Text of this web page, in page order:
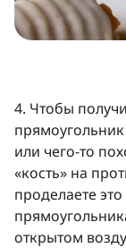
4. Чтобы
или чего-то
«кость» на
проделаете
открытом